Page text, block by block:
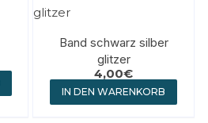
Band schwarz silber
glitzer
4,00€
IN DEN WARENKORB